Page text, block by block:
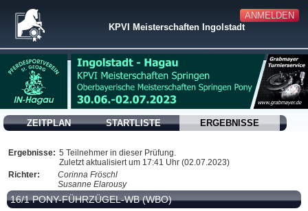
ANMELDEN
KPVI Meisterschaften Ingolstadt
ZEITPLAN STARTLISTE ERGEBNISSE
Ergebnisse: 5 Teilnehmer in dieser Prüfung.
Zuletzt aktualisiert um 17:41 Uhr (02.07.2023)
Richter:
Corinna Fröschl
Susanne Elarousy
16/1 PONY-FÜHRZÜGEL-WB (WBO)